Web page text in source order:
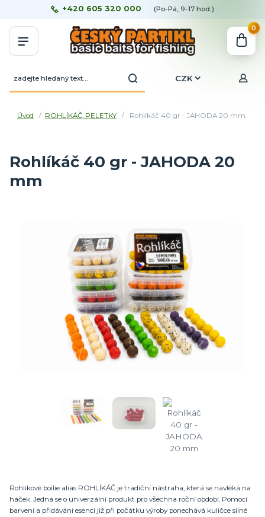
CZK
+420 605 320 000 (Po-Pá, 9-17 hod.)
0
Úvod ROHLÍKÁČ, PELETKY Rohlíkáč 40 gr - JAHODA 20 mm
Rohlíkáč 40 gr - JAHODA 20
mm
Rohlíkové boilie alias ROHLÍKÁČ je tradiční nástraha, která se navléká na
háček. Jedná se o univerzální produkt pro všechna roční období. Pomocí
barvení a přidávání esencí již při počátku výroby ponechává kuličce silné